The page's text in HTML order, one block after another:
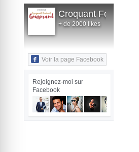
Croquant Fondant
+ de 2000 likes
Voir la page Facebook
Rejoignez-moi sur
Facebook